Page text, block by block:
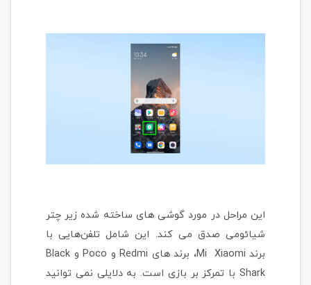
این مراحل در مورد گوشی های ساخته شده زیر چتر
شیائومی صدق می کند. این شامل تلفن‌هایی با
برند Mi Xiaomi، برند های Redmi و Poco و Black
Shark با تمرکز بر بازی است. به دلایلی نمی توانید